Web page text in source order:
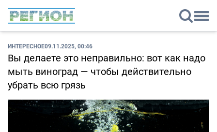
ИНТЕРЕСНОЕ09.11.2025, 00:46
Вы делаете это неправильно: вот как надо
мыть виноград — чтобы действительно
убрать всю грязь